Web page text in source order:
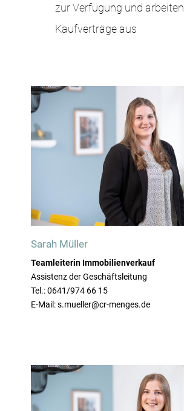
zur Verfügung und arbeiten
Kaufverträge aus
Sarah Müller
Teamleiterin Immobilienverkauf
Assistenz der Geschäftsleitung
Tel.: 0641/974 66 15
E-Mail: s.mueller@cr-menges.de